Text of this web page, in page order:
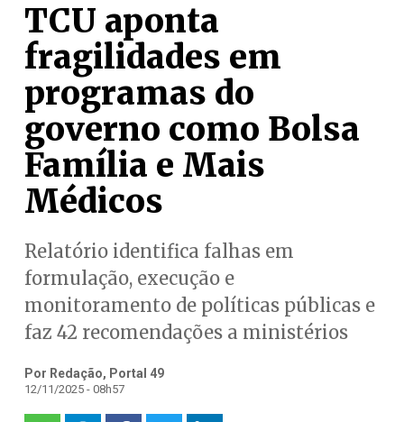
TCU aponta
fragilidades em
programas do
governo como Bolsa
Família e Mais
Médicos
Relatório identifica falhas em
formulação, execução e
monitoramento de políticas públicas e
faz 42 recomendações a ministérios
Por Redação, Portal 49
12/11/2025 - 08h57